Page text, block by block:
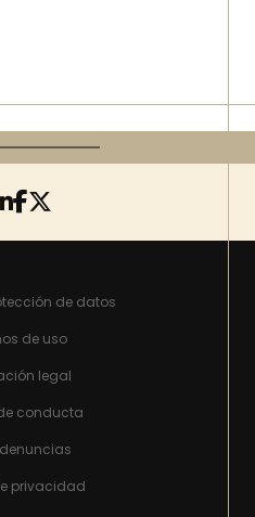
de datos
de uso
legal
conducta
privacidad